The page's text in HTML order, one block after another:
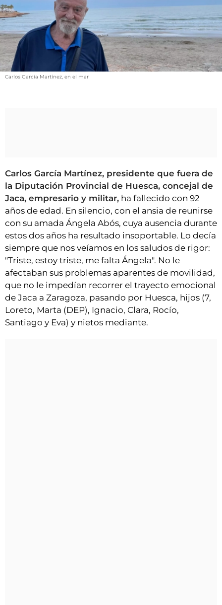
CONTACTAR
FIESTAS EN EL ALTO ARAGÓN
FIESTAS DE SAN LORENZO
AGENDA
CLUB DEL AMIGO MILITANTE
INICIAR SESIÓN
Carlos García Martínez, en el mar
Carlos García Martínez, presidente que fuera de
la Diputación Provincial de Huesca, concejal de
Jaca, empresario y militar, ha fallecido con 92
años de edad. En silencio, con el ansia de reunirse
con su amada Ángela Abós, cuya ausencia durante
estos dos años ha resultado insoportable. Lo decía
siempre que nos veíamos en los saludos de rigor:
"Triste, estoy triste, me falta Ángela". No le
afectaban sus problemas aparentes de movilidad,
que no le impedían recorrer el trayecto emocional
de Jaca a Zaragoza, pasando por Huesca, hijos (7,
Loreto, Marta (DEP), Ignacio, Clara, Rocío,
Santiago y Eva) y nietos mediante.